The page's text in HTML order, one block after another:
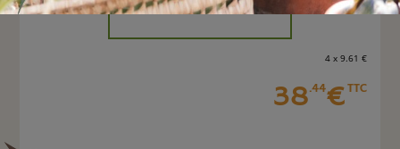
4 x 9.61 €
38.44€TTC